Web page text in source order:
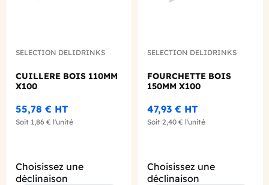
SELECTION DELIDRINKS
CUILLERE BOIS 110MM
X100
55,78 € HT
Soit 1,86 € l'unité
Choisissez une
déclinaison
SELECTION DELIDRINKS
FOURCHETTE BOIS
150MM X100
47,93 € HT
Soit 2,40 € l'unité
Choisissez une
déclinaison